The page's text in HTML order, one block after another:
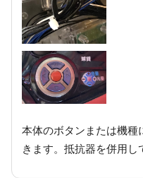
本体のボタンまたは機種
きます。抵抗器を併用し